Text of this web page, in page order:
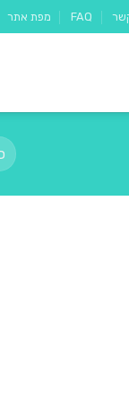
FAQ מפת אתר